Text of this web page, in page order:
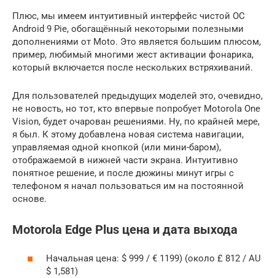
Плюс, мы имеем интуитивный интерфейс чистой ОС
Android 9 Pie, обогащённый некоторыми полезными
дополнениями от Moto. Это является большим плюсом,
пример, любимый многими жест активации фонарика,
который включается после нескольких встряхиваний.
Для пользователей предыдущих моделей это, очевидно,
не новость, но тот, кто впервые попробует Motorola One
Vision, будет очарован решениями. Ну, по крайней мере,
я был. К этому добавлена новая система навигации,
управляемая одной кнопкой (или мини-баром),
отображаемой в нижней части экрана. Интуитивно
понятное решение, и после дюжины минут игры с
телефоном я начал пользоваться им на постоянной
основе.
Motorola Edge Plus цена и дата выхода
Начальная цена: $ 999 / € 1199) (около £ 812 / AU
$ 1,581)